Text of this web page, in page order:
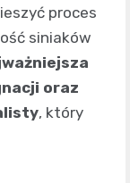
proces
siniaków
oraz
, który